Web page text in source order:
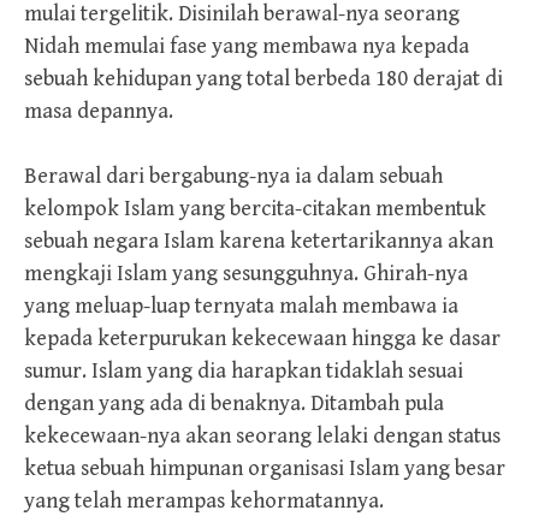
mulai tergelitik. Disinilah berawal-nya seorang
Nidah memulai fase yang membawa nya kepada
sebuah kehidupan yang total berbeda 180 derajat di
masa depannya.
Berawal dari bergabung-nya ia dalam sebuah
kelompok Islam yang bercita-citakan membentuk
sebuah negara Islam karena ketertarikannya akan
mengkaji Islam yang sesungguhnya. Ghirah-nya
yang meluap-luap ternyata malah membawa ia
kepada keterpurukan kekecewaan hingga ke dasar
sumur. Islam yang dia harapkan tidaklah sesuai
dengan yang ada di benaknya. Ditambah pula
kekecewaan-nya akan seorang lelaki dengan status
ketua sebuah himpunan organisasi Islam yang besar
yang telah merampas kehormatannya.